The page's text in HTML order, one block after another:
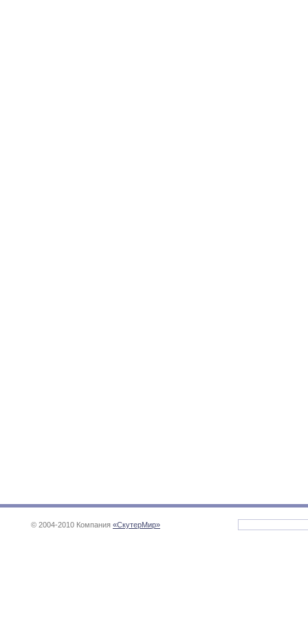
© 2004-2010 Компания «СкутерМир»